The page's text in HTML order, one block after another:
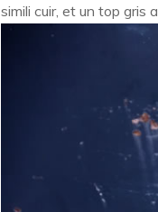
simili cuir, et un top gris